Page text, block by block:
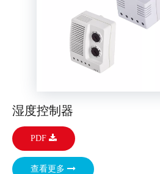
湿度控制器
PDF
查看更多